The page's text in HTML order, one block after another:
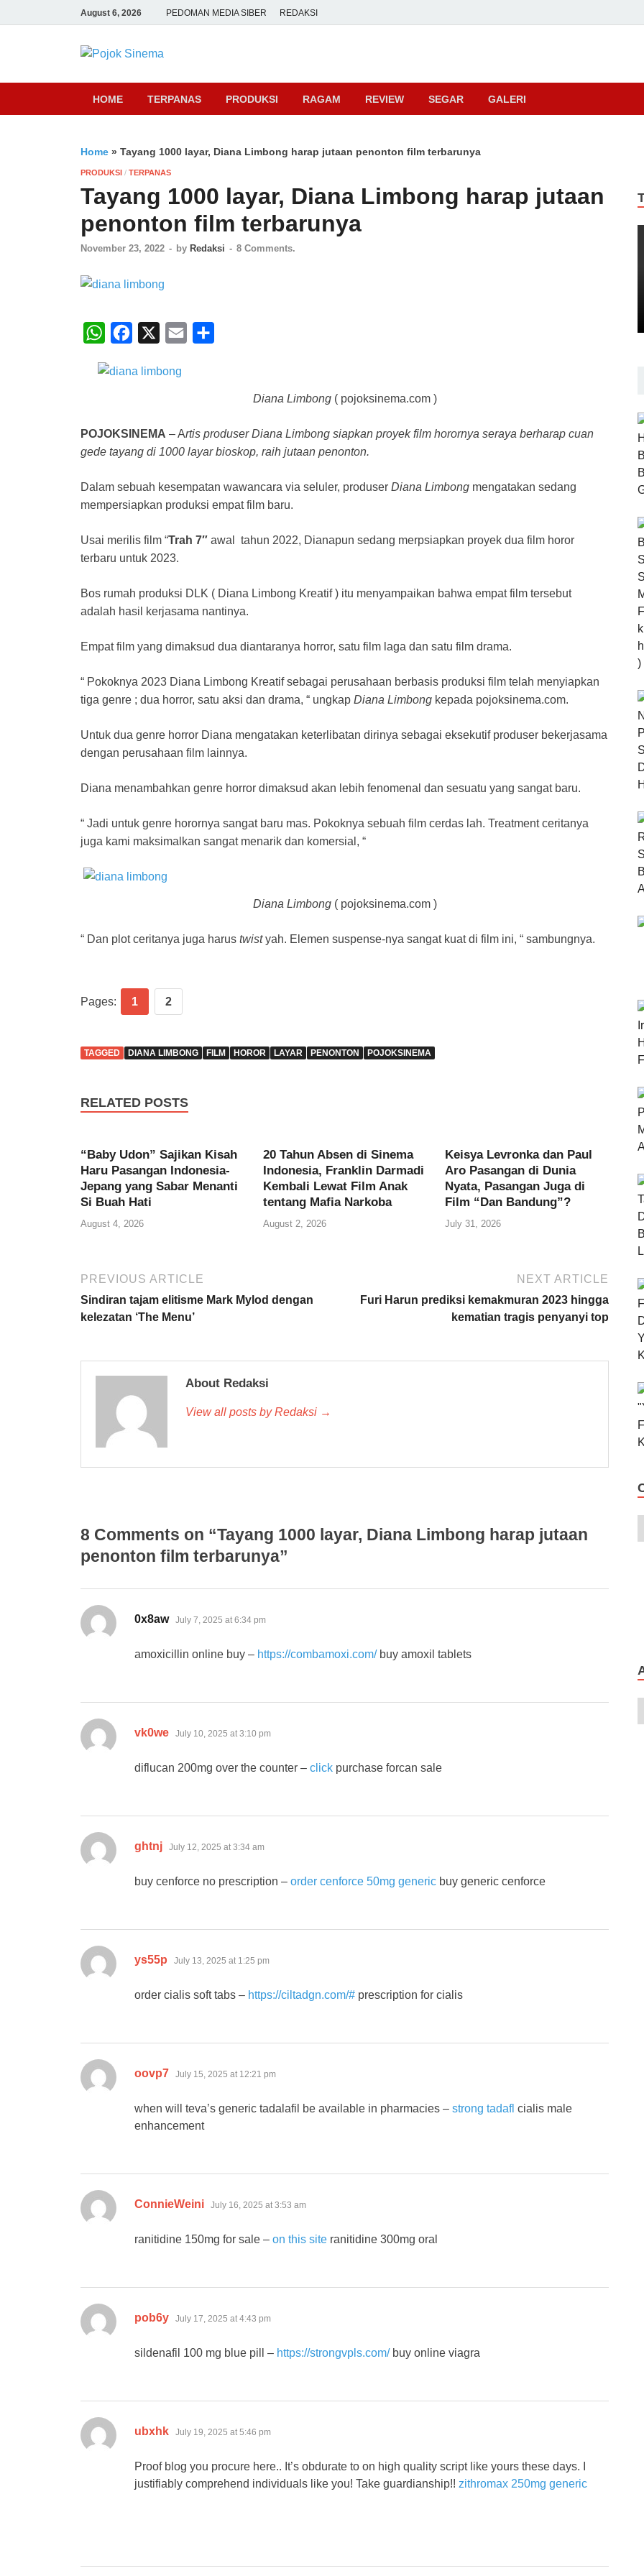
August 6, 2026 PEDOMAN MEDIA SIBER REDAKSI
Pojok Sinema
HOME TERPANAS PRODUKSI RAGAM REVIEW SEGAR GALERI
Home » Tayang 1000 layar, Diana Limbong harap jutaan penonton film terbarunya
PRODUKSI / TERPANAS
Tayang 1000 layar, Diana Limbong harap jutaan
penonton film terbarunya
November 23, 2022 - by Redaksi - 8 Comments.
W
a
A
p
c
o
o
k
Diana Limbong( pojoksinema.com )
POJOKSINEMA – Artis produser Diana Limbong siapkan proyek film horornya seraya berharap cuan
gede tayang di 1000 layar bioskop, raih jutaan penonton.
Dalam sebuah kesempatan wawancara via seluler, produser Diana Limbong mengatakan sedang
mempersiapkan produksi empat film baru.
Usai merilis film “Trah 7″ awal tahun 2022, Dianapun sedang merpsiapkan proyek dua film horor
terbaru untuk 2023.
Bos rumah produksi DLK ( Diana Limbong Kreatif ) itu menyampaikan bahwa empat film tersebut
adalah hasil kerjasama nantinya.
Empat film yang dimaksud dua diantaranya horror, satu film laga dan satu film drama.
“ Pokoknya 2023 Diana Limbong Kreatif sebagai perusahaan berbasis produksi film telah menyiapkan
tiga genre ; dua horror, satu aksi dan drama, “ ungkap Diana Limbong kepada pojoksinema.com.
Untuk dua genre horror Diana mengatakan keterlibatan dirinya sebagai eksekutif produser bekerjasama
dengan perusahaan film lainnya.
Diana menambahkan genre horror dimaksud akan lebih fenomenal dan sesuatu yang sangat baru.
“ Jadi untuk genre horornya sangat baru mas. Pokoknya sebuah film cerdas lah. Treatment ceritanya
juga kami maksimalkan sangat menarik dan komersial, “
Diana Limbong( pojoksinema.com )
“ Dan plot ceritanya juga harus twistyah. Elemen suspense-nya sangat kuat di film ini, “ sambungnya.
Pages: 1 2
TAGGED DIANA LIMBONG FILM HOROR LAYAR PENONTON POJOKSINEMA
RELATED POSTS
“Baby Udon” Sajikan Kisah
Haru Pasangan Indonesia-
Jepang yang Sabar Menanti
Si Buah Hati
August 4, 2026
20 Tahun Absen di Sinema
Indonesia, Franklin Darmadi
Kembali Lewat Film Anak
tentang Mafia Narkoba
August 2, 2026
Keisya Levronka dan Paul
Aro Pasangan di Dunia
Nyata, Pasangan Juga di
Film “Dan Bandung”?
July 31, 2026
PREVIOUS ARTICLE
Sindiran tajam elitisme Mark Mylod dengan
kelezatan ‘The Menu’
NEXT ARTICLE
Furi Harun prediksi kemakmuran 2023 hingga
kematian tragis penyanyi top
About Redaksi
View all posts by Redaksi →
8 Comments on “Tayang 1000 layar, Diana Limbong harap jutaan
penonton film terbarunya”
0x8aw says:
July 7, 2025 at 6:34 pm
amoxicillin online buy – https://combamoxi.com/buy amoxil tablets
vk0we says:
July 10, 2025 at 3:10 pm
diflucan 200mg over the counter – click purchase forcan sale
ghtnj says:
July 12, 2025 at 3:34 am
buy cenforce no prescription – order cenforce 50mg generic buy generic cenforce
ys55p says:
July 13, 2025 at 1:25 pm
order cialis soft tabs – https://ciltadgn.com/# prescription for cialis
oovp7 says:
July 15, 2025 at 12:21 pm
when will teva’s generic tadalafil be available in pharmacies – strong tadafl cialis male
enhancement
ConnieWeini says:
July 16, 2025 at 3:53 am
ranitidine 150mg for sale – on this site ranitidine 300mg oral
pob6y says:
July 17, 2025 at 4:43 pm
sildenafil 100 mg blue pill – https://strongvpls.com/buy online viagra
ubxhk says:
July 19, 2025 at 5:46 pm
Proof blog you procure here.. It’s obdurate to on high quality script like yours these days. I
justifiably comprehend individuals like you! Take guardianship!! zithromax 250mg generic